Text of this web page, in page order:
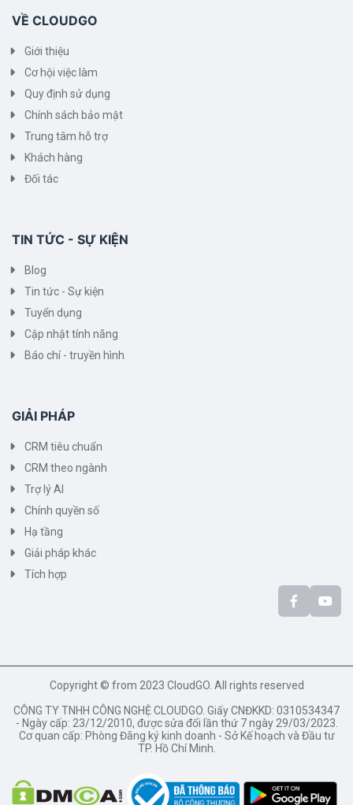
VỀ CLOUDGO
Giới thiệu
Cơ hội việc làm
Quy định sử dụng
Chính sách bảo mật
Trung tâm hỗ trợ
Khách hàng
Đối tác
TIN TỨC - SỰ KIỆN
Blog
Tin tức - Sự kiện
Tuyển dụng
Cập nhật tính năng
Báo chí - truyền hình
GIẢI PHÁP
CRM tiêu chuẩn
CRM theo ngành
Trợ lý AI
Chính quyền số
Hạ tầng
Giải pháp khác
Tích hợp
Copyright © from 2023 CloudGO. All rights reserved
CÔNG TY TNHH CÔNG NGHỆ CLOUDGO. Giấy CNĐKKD: 0310534347
- Ngày cấp: 23/12/2010, được sửa đổi lần thứ 7 ngày 29/03/2023.
Cơ quan cấp: Phòng Đăng ký kinh doanh - Sở Kế hoạch và Đầu tư
TP. Hồ Chí Minh.